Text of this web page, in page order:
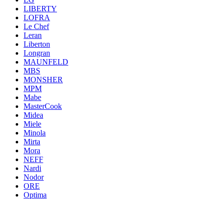
LIBERTY
LOFRA
Le Chef
Leran
Liberton
Longran
MAUNFELD
MBS
MONSHER
MPM
Mabe
MasterCook
Midea
Miele
Minola
Mirta
Mora
NEFF
Nardi
Nodor
ORE
Optima